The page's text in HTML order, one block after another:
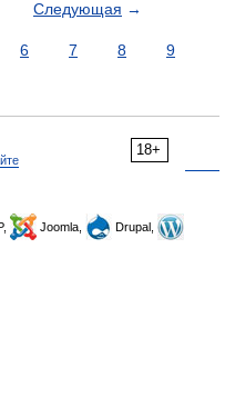
Следующая →
6 7 8
9
18+
Joomla,
Drupal,